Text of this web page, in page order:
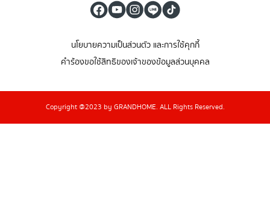
นโยบายความเป็นส่วนตัว และการใช้คุกกี้
คำร้องขอใช้สิทธิของเจ้าของข้อมูลส่วนบุคคล
Copyright @2023 by GRANDHOME. ALL Rights Reserved.